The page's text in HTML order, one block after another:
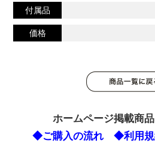
付属品
価格
ホームページ掲載商品
◆ご購入の流れ
◆利用